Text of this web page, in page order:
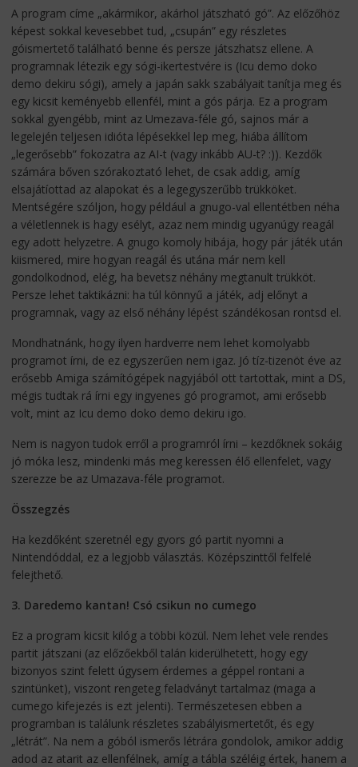
A program címe „akármikor, akárhol játszható gó”. Az előzőhöz
képest sokkal kevesebbet tud, „csupán” egy részletes
góismertető található benne és persze játszhatsz ellene. A
programnak létezik egy sógi-ikertestvére is (Icu demo doko
demo dekiru sógi), amely a japán sakk szabályait tanítja meg és
egy kicsit keményebb ellenfél, mint a gós párja. Ez a program
sokkal gyengébb, mint az Umezava-féle gó, sajnos már a
legelején teljesen idióta lépésekkel lep meg, hiába állítom
„legerősebb” fokozatra az AI-t (vagy inkább AU-t? :)). Kezdők
számára bőven szórakoztató lehet, de csak addig, amíg
elsajátíottad az alapokat és a legegyszerűbb trükköket.
Mentségére szóljon, hogy például a gnugo-val ellentétben néha
a véletlennek is hagy esélyt, azaz nem mindig ugyanúgy reagál
egy adott helyzetre. A gnugo komoly hibája, hogy pár játék után
kiismered, mire hogyan reagál és utána már nem kell
gondolkodnod, elég, ha bevetsz néhány megtanult trükköt.
Persze lehet taktikázni: ha túl könnyű a játék, adj előnyt a
programnak, vagy az első néhány lépést szándékosan rontsd el.
Mondhatnánk, hogy ilyen hardverre nem lehet komolyabb
programot írni, de ez egyszerűen nem igaz. Jó tíz-tizenöt éve az
erősebb Amiga számítógépek nagyjából ott tartottak, mint a DS,
mégis tudtak rá írni egy ingyenes gó programot, ami erősebb
volt, mint az Icu demo doko demo dekiru igo.
Nem is nagyon tudok erről a programról írni – kezdőknek sokáig
jó móka lesz, mindenki más meg keressen élő ellenfelet, vagy
szerezze be az Umazava-féle programot.
Összegzés
Ha kezdőként szeretnél egy gyors gó partit nyomni a
Nintendóddal, ez a legjobb választás. Középszinttől felfelé
felejthető.
3. Daredemo kantan! Csó csikun no cumego
Ez a program kicsit kilóg a többi közül. Nem lehet vele rendes
partit játszani (az előzőekből talán kiderülhetett, hogy egy
bizonyos szint felett úgysem érdemes a géppel rontani a
szintünket), viszont rengeteg feladványt tartalmaz (maga a
cumego kifejezés is ezt jelenti). Természetesen ebben a
programban is találunk részletes szabályismertetőt, és egy
„létrát”. Na nem a góból ismerős létrára gondolok, amikor addig
adod az atarit az ellenfélnek, amíg a tábla széléig értek, hanem a